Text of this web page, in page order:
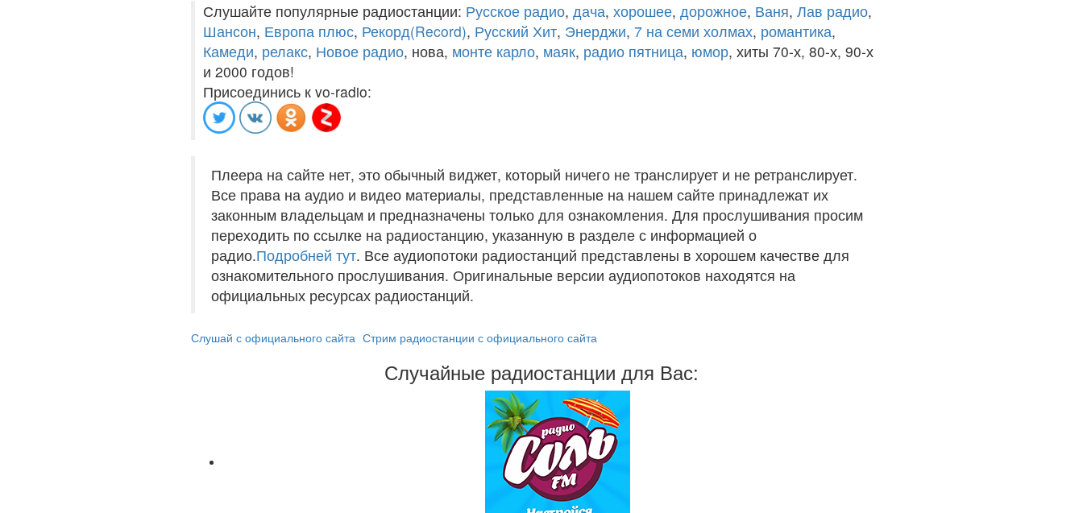
Слушайте популярные радиостанции: Русское радио, дача, хорошее, дорожное, Ваня, Лав радио,
Шансон, Европа плюс, Рекорд(Record), Русский Хит, Энерджи, 7 на семи холмах, романтика,
Камеди, релакс, Новое радио, нова, монте карло, маяк, радио пятница, юмор, хиты 70-х, 80-х, 90-х
и 2000 годов!
Присоединись к vo-radio:
Плеера на сайте нет, это обычный виджет, который ничего не транслирует и не ретранслирует.
Все права на аудио и видео материалы, представленные на нашем сайте принадлежат их
законным владельцам и предназначены только для ознакомления. Для прослушивания просим
переходить по ссылке на радиостанцию, указанную в разделе с информацией о
радио.Подробней тут. Все аудиопотоки радиостанций представлены в хорошем качестве для
ознакомительного прослушивания. Оригинальные версии аудиопотоков находятся на
официальных ресурсах радиостанций.
Слушай с официального сайта Стрим радиостанции с официального сайта
Случайные радиостанции для Вас: